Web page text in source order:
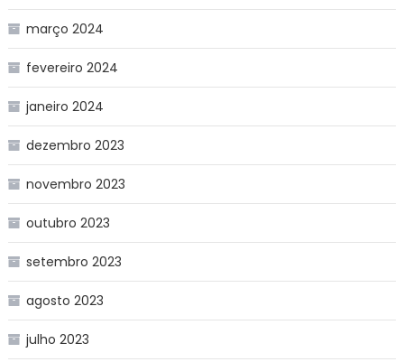
março 2024
fevereiro 2024
janeiro 2024
dezembro 2023
novembro 2023
outubro 2023
setembro 2023
agosto 2023
julho 2023